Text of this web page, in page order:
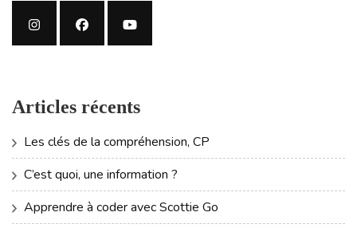
Articles récents
Les clés de la compréhension, CP
C’est quoi, une information ?
Apprendre à coder avec Scottie Go